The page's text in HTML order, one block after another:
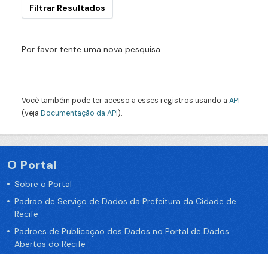
Filtrar Resultados
Por favor tente uma nova pesquisa.
Você também pode ter acesso a esses registros usando a API
(veja Documentação da API).
O Portal
Sobre o Portal
Padrão de Serviço de Dados da Prefeitura da Cidade de
Recife
Padrões de Publicação dos Dados no Portal de Dados
Abertos do Recife